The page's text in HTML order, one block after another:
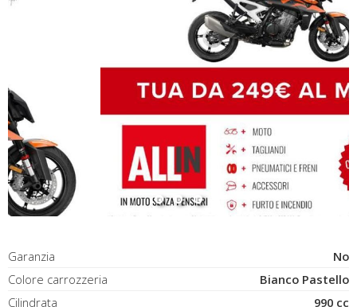
Garanzia
No
Colore carrozzeria
Bianco Pastello
Cilindrata
990 cc